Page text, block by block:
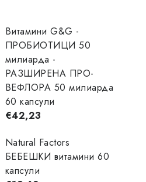
Витамини G&G -
ПРОБИОТИЦИ 50
милиарда -
РАЗШИРЕНА ПРО-
ВЕФЛОРА 50 милиарда
60 капсули
€42,23
Natural Factors
БЕБЕШКИ витамини 60
капсули